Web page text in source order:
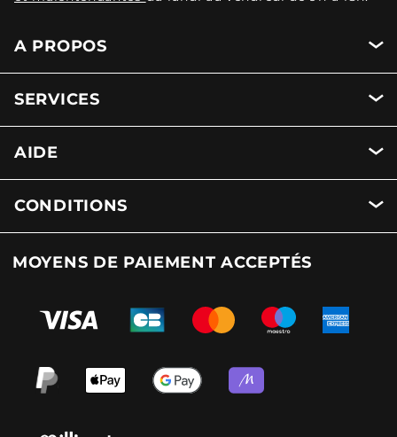
A PROPOS
SERVICES
AIDE
CONDITIONS
MOYENS DE PAIEMENT ACCEPTÉS